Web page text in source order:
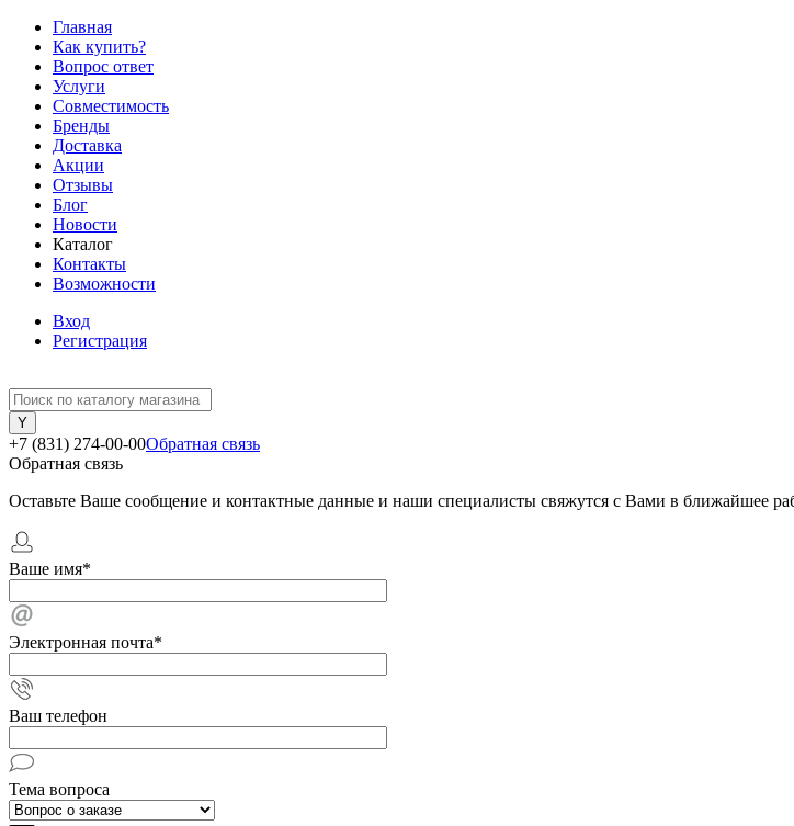
Главная
Как купить?
Вопрос ответ
Услуги
Совместимость
Бренды
Доставка
Акции
Отзывы
Блог
Новости
Каталог
Контакты
Возможности
Вход
Регистрация
+7 (831) 274-00-00Обратная связь
Обратная связь
Оставьте Ваше сообщение и контактные данные и наши специалисты свяжутся с Вами в ближайшее
Ваше имя*
Электронная почта*
Ваш телефон
Тема вопроса